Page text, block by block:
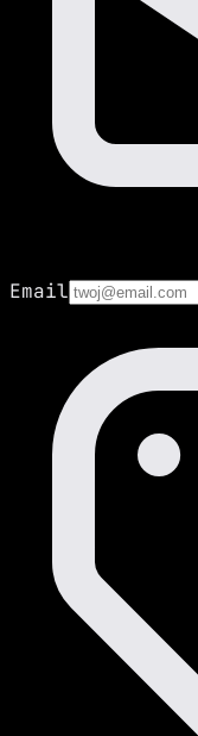
Email